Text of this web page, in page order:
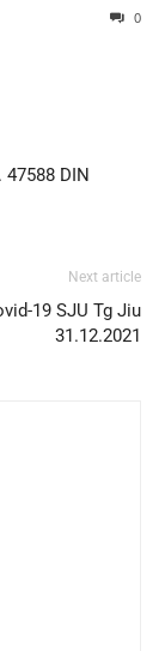
0
47588 DIN
Next article
19 SJU Tg Jiu
31.12.2021